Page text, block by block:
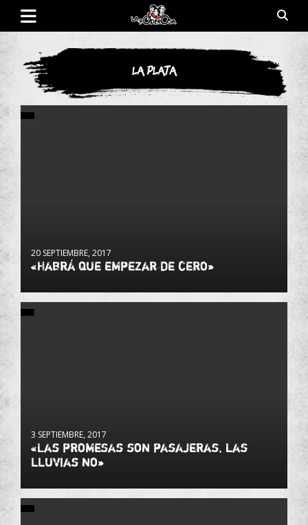
Saltar
contenidoLa Poderosa
Poderosa.
La Plata
20 SEPTIEMBRE, 2017
«Habrá que empezar de cero»
3 SEPTIEMBRE, 2017
«Las promesas son pasajeras, las
lluvias no»